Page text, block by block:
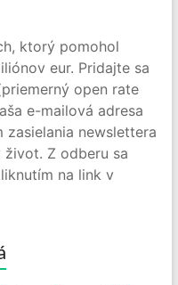
ktorý pomohol
eur. Pridajte sa
open rate
e-mailová adresa
zasielania newslettera
život. Z odberu sa
na link v